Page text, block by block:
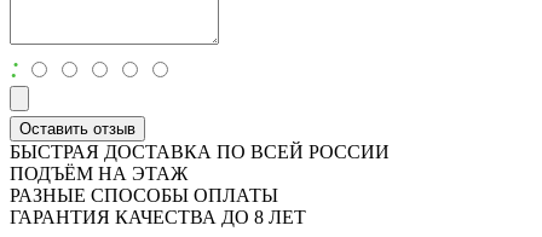
:
Оставить отзыв
БЫСТРАЯ ДОСТАВКА ПО ВСЕЙ РОССИИ
ПОДЪЁМ НА ЭТАЖ
РАЗНЫЕ СПОСОБЫ ОПЛАТЫ
ГАРАНТИЯ КАЧЕСТВА ДО 8 ЛЕТ